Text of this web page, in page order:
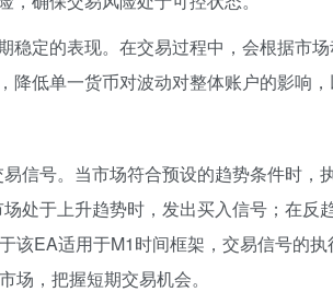
定的表现。在交易过程中，会根据市场
低单一货币对波动对整体账户的影响
信号。当市场符合预设的趋势条件时，
处于上升趋势时，发出买入信号；在反
该EA适用于M1时间框架，交易信号的执
，把握短期交易机会。